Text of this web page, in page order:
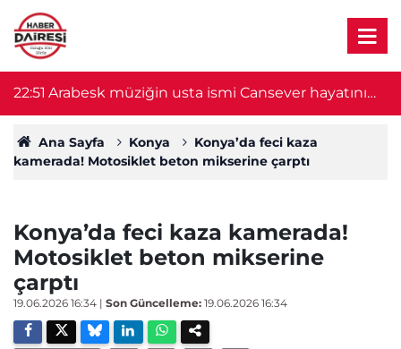
22:51 Arabesk müziğin usta ismi Cansever hayatını
kaybetti
Ana Sayfa Konya
Konya’da feci kaza
kamerada! Motosiklet beton mikserine çarptı
Konya’da feci kaza kamerada!
Motosiklet beton mikserine
çarptı
19.06.2026 16:34 | Son Güncelleme: 19.06.2026 16:34